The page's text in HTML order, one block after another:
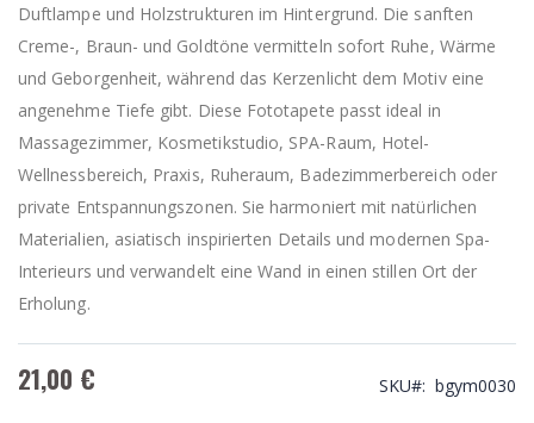
Duftlampe und Holzstrukturen im Hintergrund. Die sanften
Creme-, Braun- und Goldtöne vermitteln sofort Ruhe, Wärme
und Geborgenheit, während das Kerzenlicht dem Motiv eine
angenehme Tiefe gibt. Diese Fototapete passt ideal in
Massagezimmer, Kosmetikstudio, SPA-Raum, Hotel-
Wellnessbereich, Praxis, Ruheraum, Badezimmerbereich oder
private Entspannungszonen. Sie harmoniert mit natürlichen
Materialien, asiatisch inspirierten Details und modernen Spa-
Interieurs und verwandelt eine Wand in einen stillen Ort der
Erholung.
21,00 € SKU bgym0030